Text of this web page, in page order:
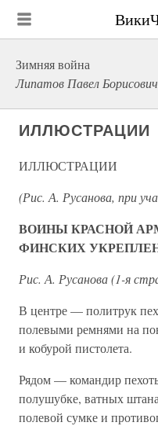
Зимняя война
Липатов Павел Борисович
ИЛЛЮСТРАЦИИ
ИЛЛЮСТРАЦИИ
(Рис. А. Русанова, при
ВОИНЫ КРАСНОЙ
ФИНСКИХ
Рис. А. Русанова (1-я
В центре — политрук
полевыми ремнями на
и кобурой пистолета.
Рядом — командир
полушубке, ватных
полевой сумке и